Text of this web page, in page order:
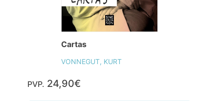
Cartas
VONNEGUT, KURT
PVP. 24,90€